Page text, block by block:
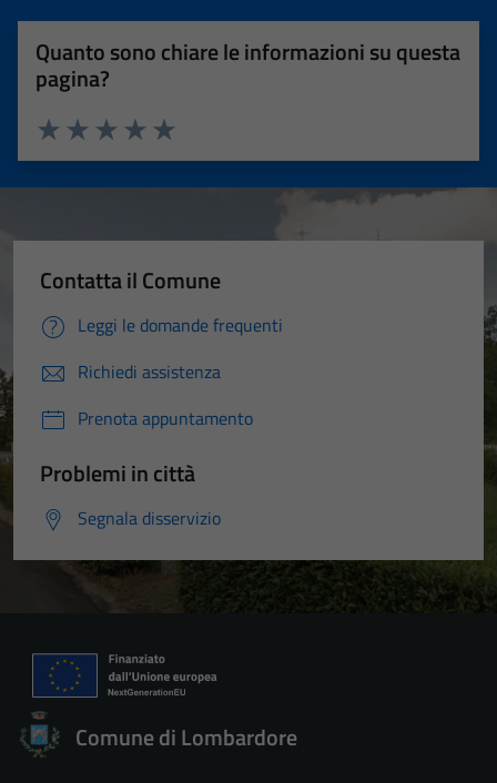
Quanto sono chiare le informazioni su questa
pagina?
Valuta 5 stelle su 5
Valuta 4 stelle su 5
Valuta 3 stelle su 5
Valuta 2 stelle su 5
Valuta 1 stelle su 5
Contatta il Comune
Leggi le domande frequenti
Richiedi assistenza
Prenota appuntamento
Problemi in città
Segnala disservizio
Comune di Lombardore